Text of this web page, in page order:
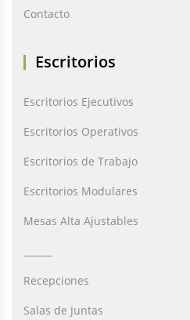
Contacto
Escritorios
Escritorios Ejecutivos
Escritorios Operativos
Escritorios de Trabajo
Escritorios Modulares
Mesas Alta Ajustables
Recepciones
Salas de Juntas